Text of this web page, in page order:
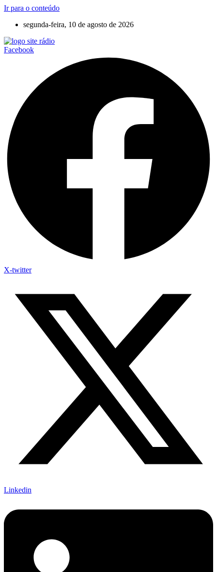
Ir para o conteúdo
segunda-feira, 10 de agosto de 2026
Facebook
X-twitter
Linkedin